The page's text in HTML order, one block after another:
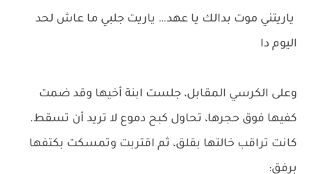
ياريتني موت بدالك يا عهد… ياريت جلبي ما عاش لحد
اليوم دا
وعلى الكرسي المقابل، جلست ابنة أخيها وقد ضمت
كفيها فوق حجرها، تحاول كبح دموع لا تريد أن تسقط.
كانت تراقب خالتها بقلق، ثم اقتربت وتمسكت بكتفها
برفق: